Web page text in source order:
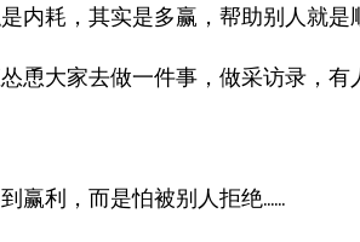
内耗，其实是多赢，帮助别人就是
恿大家去做一件事，做采访录，
赢利，而是怕被别人拒绝……